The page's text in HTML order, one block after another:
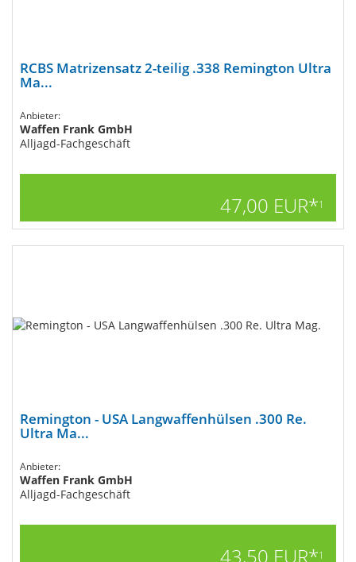
RCBS Matrizensatz 2-teilig .338 Remington Ultra
Ma...
Anbieter:
Waffen Frank GmbH
Alljagd-Fachgeschäft
47,00 EUR*1
Remington - USA Langwaffenhülsen .300 Re.
Ultra Ma...
Anbieter:
Waffen Frank GmbH
Alljagd-Fachgeschäft
43,50 EUR*1